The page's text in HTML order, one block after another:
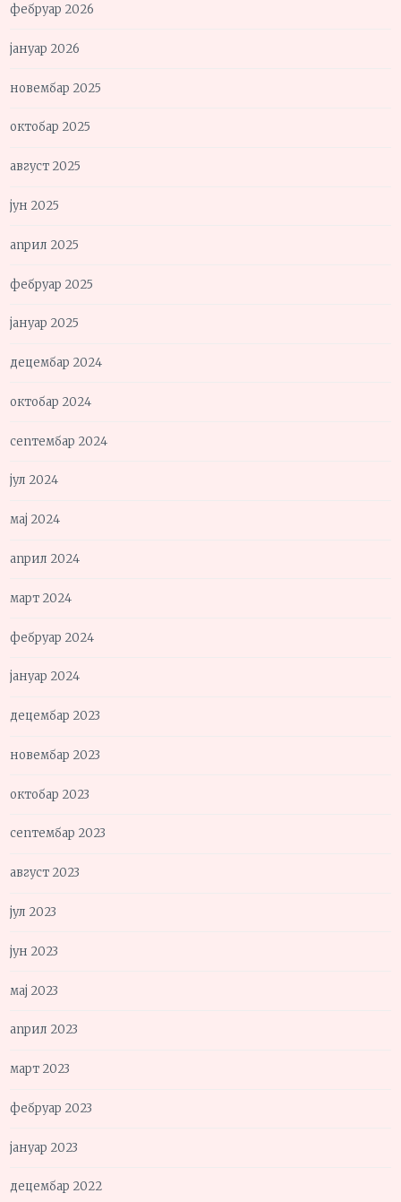
фебруар 2026
јануар 2026
новембар 2025
октобар 2025
август 2025
јун 2025
април 2025
фебруар 2025
јануар 2025
децембар 2024
октобар 2024
септембар 2024
јул 2024
мај 2024
април 2024
март 2024
фебруар 2024
јануар 2024
децембар 2023
новембар 2023
октобар 2023
септембар 2023
август 2023
јул 2023
јун 2023
мај 2023
април 2023
март 2023
фебруар 2023
јануар 2023
децембар 2022